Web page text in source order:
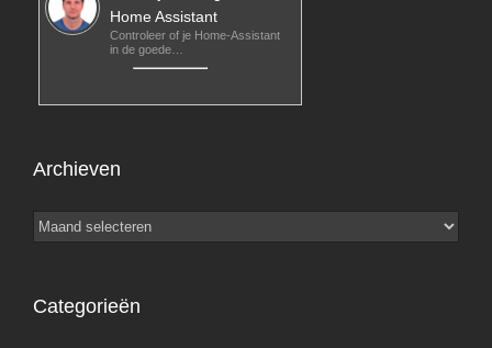
Home Assistant
Controleer of je Home-Assistant
in de goede…
Archieven
Archieven
Categorieën